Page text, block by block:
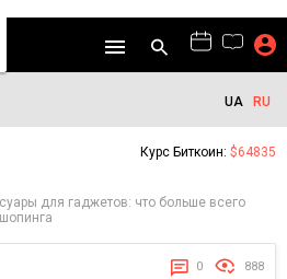
UA RU
Курс Биткоин: $64835
для гаджетов: что больше всего
0 888